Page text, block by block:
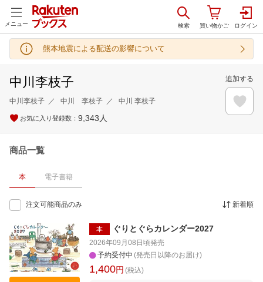
メニュー
熊本地震による配送の影響について
中川李枝子
中川李枝子 中川 李枝子 中川 李枝子
お気に入り登録数： 9,343 人
追加する
商品一覧
本 電子書籍
注文可能商品のみ 新着順
本 ぐりとぐらカレンダー2027
2026年09月08日頃発売
予約受付中 (発売日以降のお届け)
1,400円 (税込)